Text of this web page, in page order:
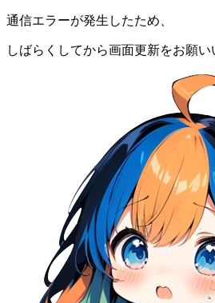
通信エラーが発生したため、
しばらくしてから画面更新をお願い